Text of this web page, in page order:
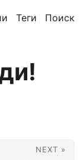
Теги Поиск
NEXT »